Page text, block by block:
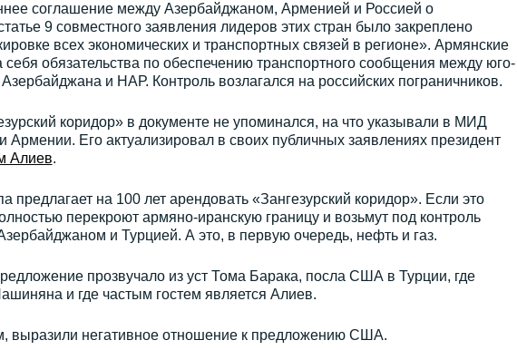
соглашение между Азербайджаном, Арменией и Россией о
9 совместного заявления лидеров этих стран было закреплено
всех экономических и транспортных связей в регионе». Армянские
себя обязательства по обеспечению транспортного сообщения между юго-
и НАР. Контроль возлагался на российских пограничников.
коридор» в документе не упоминался, на что указывали в МИД
Армении. Его актуализировал в своих публичных заявлениях президент
Алиев.
предлагает на 100 лет арендовать «Зангезурский коридор». Если это
перекроют армяно-иранскую границу и возьмут под контроль
и Турцией. А это, в первую очередь, нефть и газ.
прозвучало из уст Тома Барака, посла США в Турции, где
и где частым гостем является Алиев.
выразили негативное отношение к предложению США.